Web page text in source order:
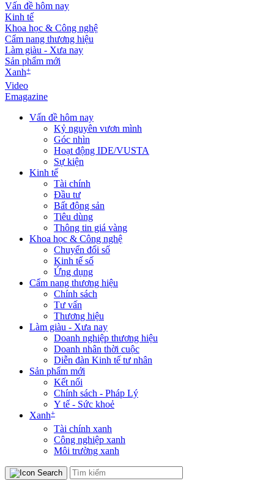
Vấn đề hôm nay
Kinh tế
Khoa học & Công nghệ
Cẩm nang thương hiệu
Làm giàu - Xưa nay
Sản phẩm mới
Xanh+
Video
Emagazine
Vấn đề hôm nay
Kỷ nguyên vươn mình
Góc nhìn
Hoạt động IDE/VUSTA
Sự kiện
Kinh tế
Tài chính
Đầu tư
Bất động sản
Tiêu dùng
Thông tin giá vàng
Khoa học & Công nghệ
Chuyển đổi số
Kinh tế số
Ứng dụng
Cẩm nang thương hiệu
Chính sách
Tư vấn
Thương hiệu
Làm giàu - Xưa nay
Doanh nghiệp thương hiệu
Doanh nhân thời cuộc
Diễn đàn Kinh tế tư nhân
Sản phẩm mới
Kết nối
Chính sách - Pháp Lý
Y tế - Sức khoẻ
Xanh+
Tài chính xanh
Công nghiệp xanh
Môi trường xanh